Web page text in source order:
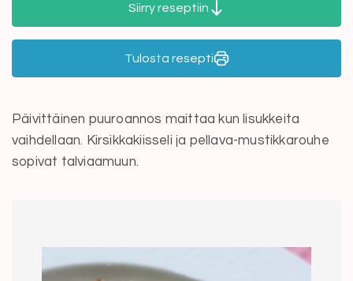
Siirry reseptiin
Tulosta resepti
Päivittäinen puuroannos maittaa kun lisukkeita
vaihdellaan. Kirsikkakiisseli ja pellava-mustikkarouhe
sopivat talviaamuun.